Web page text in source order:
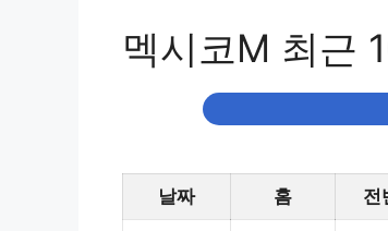
멕시코M 최근
날짜 홈 전